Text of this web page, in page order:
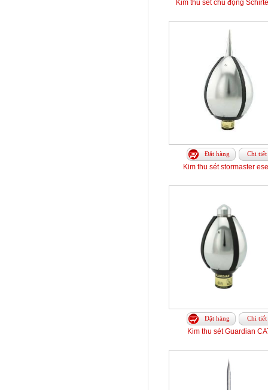
Kim thu sét chủ động
Đặt hàng Chi tiết
Kim thu sét stormaster
Đặt hàng Chi tiết
Kim thu sét Guardian